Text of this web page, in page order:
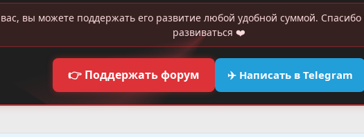
вы можете поддержать его развитие любой удобной суммой. Спасибо
развиваться ❤️
👉 Поддержать форум ✈️ Написать в Telegram